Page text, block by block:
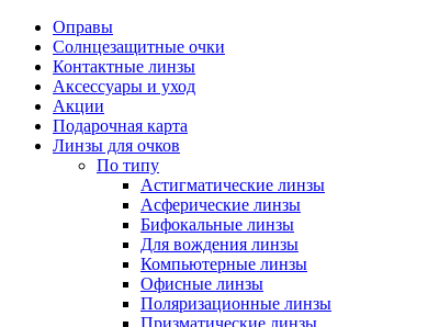
Оправы
Солнцезащитные очки
Контактные линзы
Аксессуары и уход
Акции
Подарочная карта
Линзы для очков
По типу
Астигматические линзы
Асферические линзы
Бифокальные линзы
Для вождения линзы
Компьютерные линзы
Офисные линзы
Поляризационные линзы
Призматические линзы